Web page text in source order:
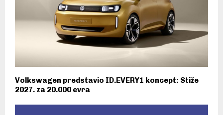
Volkswagen predstavio ID.EVERY1 koncept: Stiže
2027. za 20.000 evra